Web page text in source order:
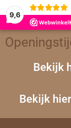
9,6
Bekijk
Bekijk